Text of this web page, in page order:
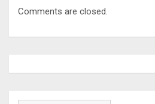
Comments are closed.